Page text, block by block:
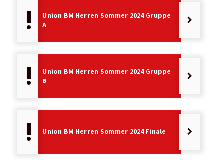
priority_high
Union BM Herren Sommer 2024 Gruppe
A
keyboard_arrow_right
priority_high
Union BM Herren Sommer 2024 Gruppe
B
keyboard_arrow_right
priority_high Union BM Herren Sommer 2024 Finale keyboard_arrow_right